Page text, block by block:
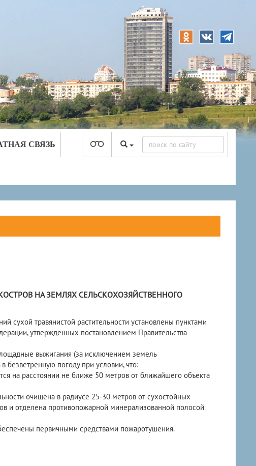
СВЯЗЬ
НА ЗЕМЛЯХ СЕЛЬСКОХОЗЯЙСТВЕННОГО
сухой травянистой растительности установлены пунктами
утвержденных постановлением Правительства
выжигания (за исключением земель
безветренную погоду при условии, что:
на расстоянии не ближе 50 метров от ближайшего объекта
очищена в радиусе 25-30 метров от сухостойных
и отделена противопожарной минерализованной полосой
первичными средствами пожаротушения.